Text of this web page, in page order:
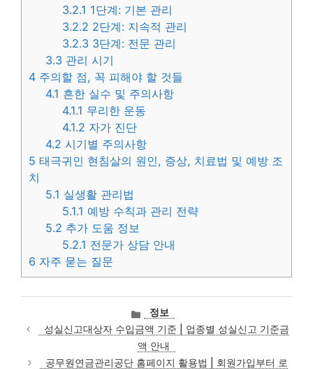
3.2.1 1단계: 기본 관리
3.2.2 2단계: 지속적 관리
3.2.3 3단계: 전문 관리
3.3 관리 시기
4 주의할 점, 꼭 피해야 할 것들
4.1 흔한 실수 및 주의사항
4.1.1 무리한 운동
4.1.2 자가 진단
4.2 시기별 주의사항
5 태극귀인 현침살의 원인, 증상, 치료법 및 예방 조
치
5.1 실생활 관리법
5.1.1 예방 수칙과 관리 전략
5.2 추가 도움 정보
5.2.1 전문가 상담 안내
6 자주 묻는 질문
카
테
고
리
정보
성실신고대상자 수입금액 기준 | 업종별 성실신고 기준금
액 안내
공무원연금관리공단 홈페이지 활용법 | 회원가입부터 로